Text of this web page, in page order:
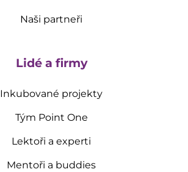
Naši partneři
Lidé a firmy
Inkubované projekty
Tým Point One
Lektoři a experti
Mentoři a buddies